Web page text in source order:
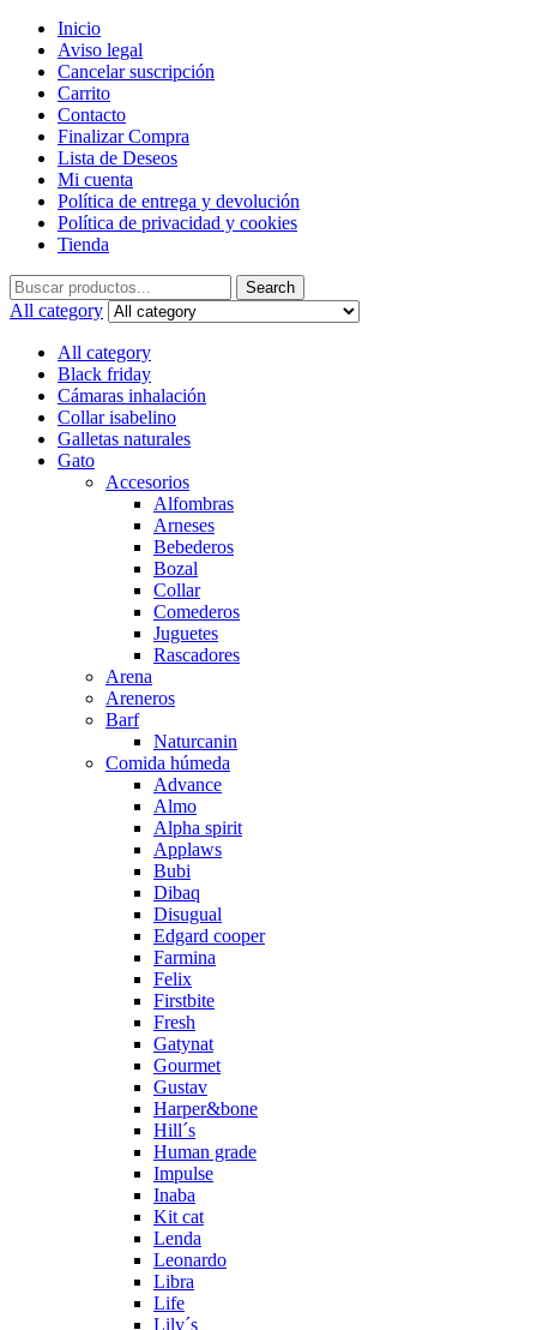
Inicio
Aviso legal
Cancelar suscripción
Carrito
Contacto
Finalizar Compra
Lista de Deseos
Mi cuenta
Política de entrega y devolución
Política de privacidad y cookies
Tienda
Search
for:
Search
All category
All category
Black friday
Cámaras inhalación
Collar isabelino
Galletas naturales
Gato
Accesorios
Alfombras
Arneses
Bebederos
Bozal
Collar
Comederos
Juguetes
Rascadores
Arena
Areneros
Barf
Naturcanin
Comida húmeda
Advance
Almo
Alpha spirit
Applaws
Bubi
Dibaq
Disugual
Edgard cooper
Farmina
Felix
Firstbite
Fresh
Gatynat
Gourmet
Gustav
Harper&bone
Hill´s
Human grade
Impulse
Inaba
Kit cat
Lenda
Leonardo
Libra
Life
Lily´s